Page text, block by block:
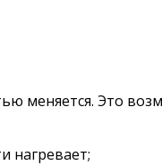
меняется. Это
нагревает;